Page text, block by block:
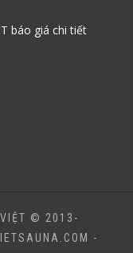
báo giá chi tiết
VIỆT © 2013-
-